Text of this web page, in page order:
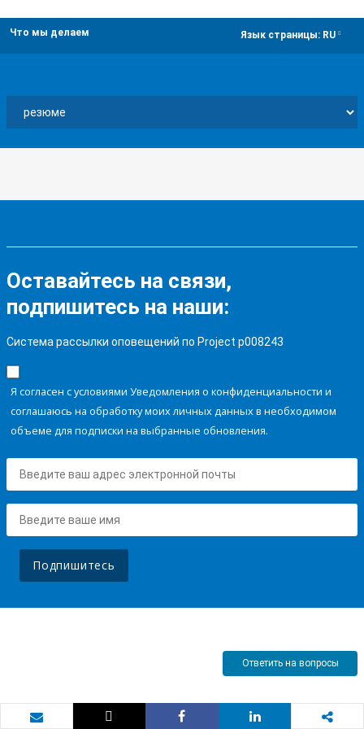
Что мы делаем Язык страницы: RU
Оставайтесь на связи,
подпишитесь на наши:
Система рассылки оповещений по Project p008243
Я согласен с условиями Уведомления о конфиденциальности и
соглашаюсь на обработку моих личных данных в необходимом
объеме для подписки на выбранные обновления.
Подпишитесь
Ответить на вопросы